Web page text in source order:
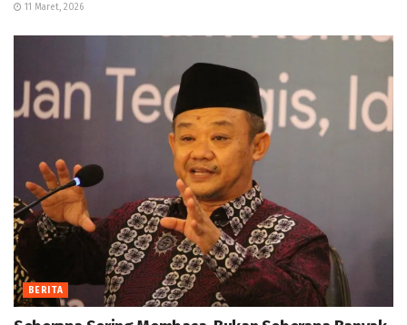
11 Maret, 2026
BERITA